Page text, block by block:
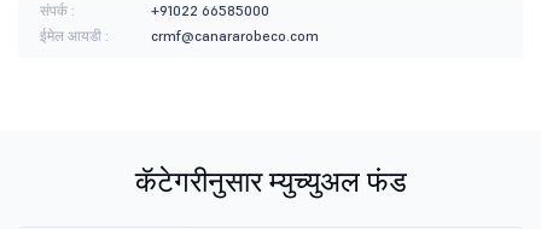
संपर्क :
+91022 66585000
ईमेल आयडी :
crmf@canararobeco.com
कॅटेगरीनुसार म्युच्युअल फंड